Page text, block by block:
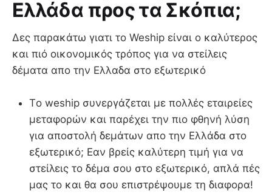
Ελλάδα προς τα Σκόπια;
Δες παρακάτω γιατι το Weship είναι ο καλύτερος
και πιό οικονομικός τρόπος για να στείλεις
δέματα απο την Ελλαδα στο εξωτερικό
Τo weship συνεργάζεται με πολλές εταιρείες
μεταφορών και παρέχει την πιο φθηνή λύση
για αποστολή δεμάτων απο την Ελλάδα στο
εξωτερικό; Εαν βρείς καλύτερη τιμή για να
στείλεις το δέμα σου στο εξωτερικό, απλά πές
μας το και θα σου επιστρέψουμε τη διαφορα!